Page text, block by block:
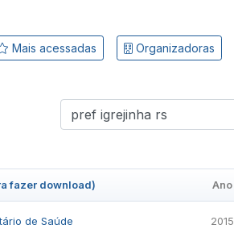
Mais acessadas Organizadoras
fazer download) Ano
de Saúde 2015